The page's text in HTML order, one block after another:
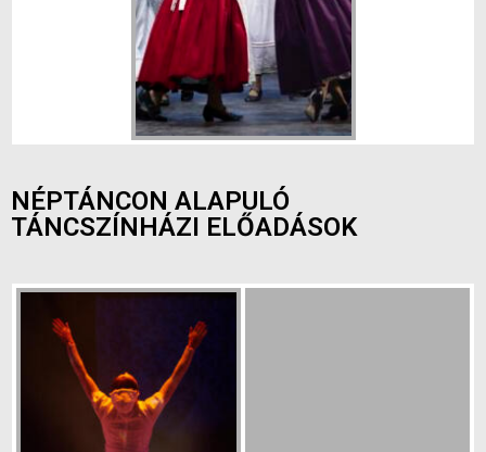
NÉPTÁNCON ALAPULÓ
TÁNCSZÍNHÁZI ELŐADÁSOK